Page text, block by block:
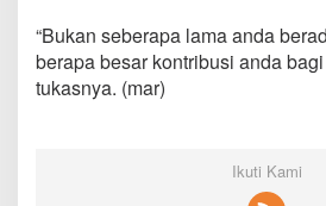
“Bukan seberapa lama anda
berapa besar kontribusi anda bagi
tukasnya. (mar)
Ikuti Kami